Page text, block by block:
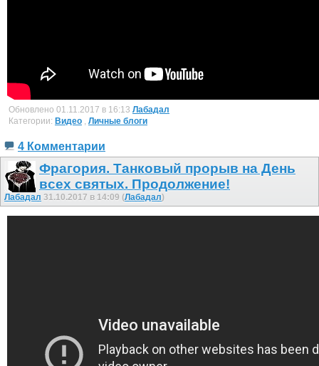
Обновлено 01.11.2017 в 16:13 Лабадал
Категории: Видео , Личные блоги
4 Комментарии
Фрагория. Танковый прорыв на День
всех святых. Продолжение!
Лабадал 31.10.2017 в 14:09 (Лабадал)